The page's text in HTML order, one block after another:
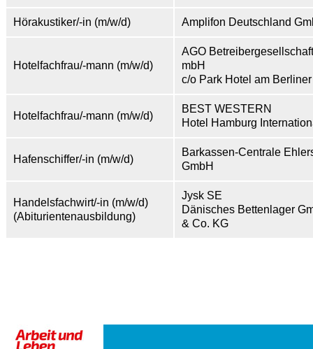
Hörakustiker/-in (m/w/d) Amplifon Deutschland
Hotelfachfrau/-mann (m/w/d)
AGO Betreibergesellschaft
mbH
c/o Park Hotel am Berliner
Hotelfachfrau/-mann (m/w/d)
BEST WESTERN
Hotel Hamburg
Hafenschiffer/-in (m/w/d)
Barkassen-Centrale
GmbH
Handelsfachwirt/-in (m/w/d)
(Abiturientenausbildung)
Jysk SE
Dänisches Bettenlager
& Co. KG